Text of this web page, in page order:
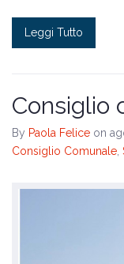
Leggi Tutto
Consiglio
By Paola Felice on
Consiglio Comunale,